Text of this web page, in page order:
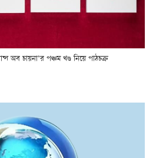
অব চায়না’র পঞ্চম খণ্ড নিয়ে পাঠচক্র